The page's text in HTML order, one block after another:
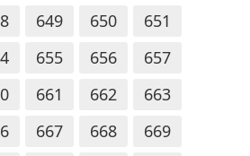
649 650
651
655 656
657
661 662
663
667 668
669